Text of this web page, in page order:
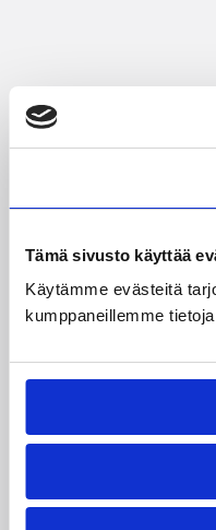
Tämä sivusto käyttää
Käytämme evästeitä
kumppaneillemme